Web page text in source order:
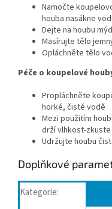
Namočte
houba nasákne
Dejte na houbu
Masírujte tělo
Opláchněte tělo
Péče o koupelové
Propláchněte
horké, čisté vodě
Mezi použitím
drží vlhkost-
Udržujte houbu
Doplňkové
Kategorie: